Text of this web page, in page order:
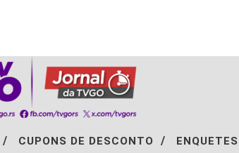
/ CUPONS DE DESCONTO / ENQUETES